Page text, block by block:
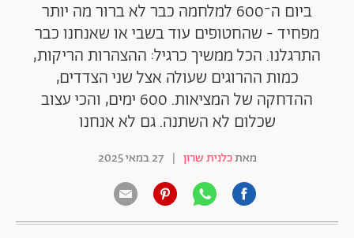
ביום ה־600 למלחמה כבר לא ברור מה יותר
מפחיד - שהחטופים עוד בשבי או שאנחנו כבר
התרגלנו. הכל ממשיך כרגיל: ההצהרות הריקות,
כמות ההרוגים שעולה אצל שני הצדדים,
ההדחקה של המציאות. 600 ימים, והכי עצוב
שכלום לא השתנה. גם לא אנחנו
מאתכלנית שרון | 27 במאי 2025